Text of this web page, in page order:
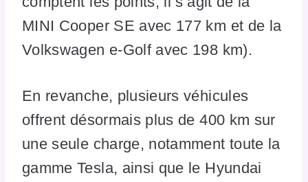
MINI Cooper SE avec 177 km et de la
Volkswagen e-Golf avec 198 km).
En revanche, plusieurs véhicules
offrent désormais plus de 400 km sur
une seule charge, notamment toute la
gamme Tesla, ainsi que le Hyundai